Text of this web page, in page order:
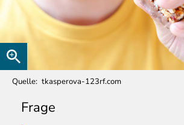
Quelle tkasperova-123rf.com
Frage